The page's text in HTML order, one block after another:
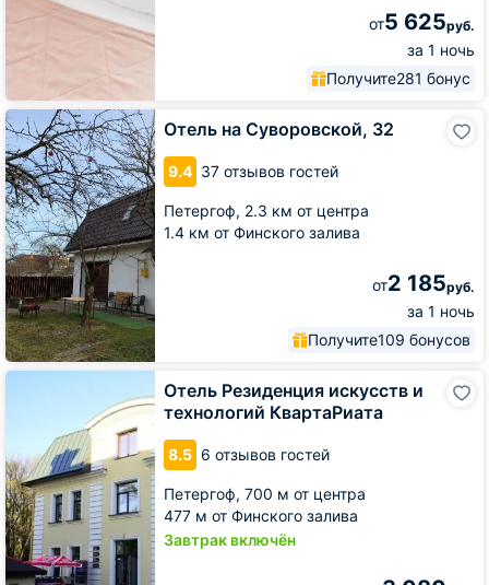
от5 625руб.
за 1 ночь
Получите281 бонус
Отель на Суворовской, 32
9.4 37 отзывов гостей
Петергоф, 2.3 км от центра
1.4 км от Финского залива
от2 185руб.
за 1 ночь
Получите109 бонусов
Отель
на
Суворовской,
32
Отель Резиденция искусств и
технологий КвартаРиата
8.5 6 отзывов гостей
Петергоф, 700 м от центра
477 м от Финского залива
Завтрак включён
Отель
технологий
КвартаРиата